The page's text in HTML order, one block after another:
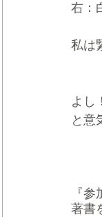
右：
私は
よし
と意
『
著書